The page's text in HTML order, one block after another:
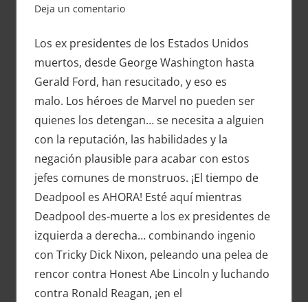
Deja un comentario
Los ex presidentes de los Estados Unidos
muertos, desde George Washington hasta
Gerald Ford, han resucitado, y eso es
malo. Los héroes de Marvel no pueden ser
quienes los detengan… se necesita a alguien
con la reputación, las habilidades y la
negación plausible para acabar con estos
jefes comunes de monstruos. ¡El tiempo de
Deadpool es AHORA! Esté aquí mientras
Deadpool des-muerte a los ex presidentes de
izquierda a derecha… combinando ingenio
con Tricky Dick Nixon, peleando una pelea de
rencor contra Honest Abe Lincoln y luchando
contra Ronald Reagan, ¡en el